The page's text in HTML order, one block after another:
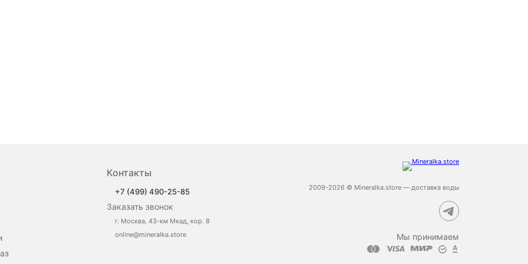
Контакты
+7 (499) 490-25-85
Заказать звонок
г. Москва, 43-км Мкад, кор. 8
online@mineralka.store
2009-2026 © Mineralka.store — доставка воды
Мы принимаем